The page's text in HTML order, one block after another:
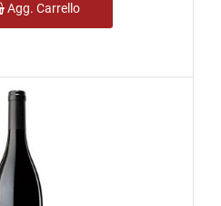
Agg. Carrello